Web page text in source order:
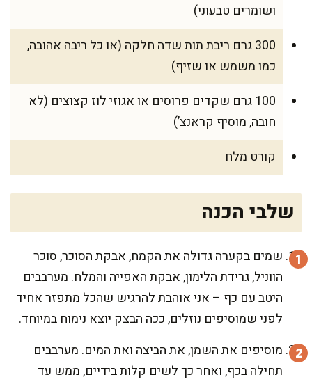
ושומרים טבעוני)
300 גרם ריבת תות שדה חלקה (או כל ריבה אהובה,
כמו משמש או שזיף)
100 גרם שקדים פרוסים או אגוזי לוז קצוצים (לא
חובה, מוסיף קראנצ’)
קורט מלח
שלבי הכנה
שמים בקערה גדולה את הקמח, אבקת הסוכר, סוכר
הווניל, גרידת הלימון, אבקת האפייה והמלח. מערבבים
היטב עם כף – אני אוהבת להרגיש שהכל מתפזר אחיד
לפני שמוסיפים נוזלים, ככה הבצק יוצא נימוח במיוחד.
מוסיפים את השמן, את הביצה ואת המים. מערבבים
תחילה בכף, ואחר כך לשים קלות בידיים, ממש עד